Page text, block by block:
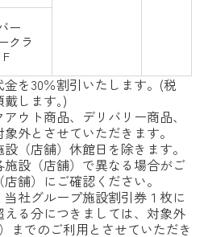
ー
クラ
を30％割引いたします。(税
します｡)
ウト商品、デリバリー商品、
外とさせていただきます。
（店舗）休館日を除きます。
設（店舗）で異なる場合がご
舗）にご確認ください。
社グループ施設割引券１枚に
る分につきましては、対象外
までのご利用とさせていただき